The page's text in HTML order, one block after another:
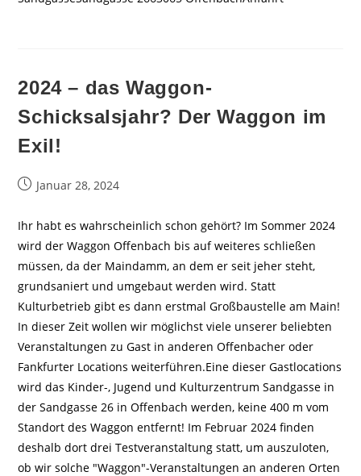
2024 – das Waggon-
Schicksalsjahr? Der Waggon im
Exil!
BeitragJanuar 28, 2024
Ihr habt es wahrscheinlich schon gehört? Im Sommer 2024
wird der Waggon Offenbach bis auf weiteres schließen
müssen, da der Maindamm, an dem er seit jeher steht,
grundsaniert und umgebaut werden wird. Statt
Kulturbetrieb gibt es dann erstmal Großbaustelle am Main!
In dieser Zeit wollen wir möglichst viele unserer beliebten
Veranstaltungen zu Gast in anderen Offenbacher oder
Fankfurter Locations weiterführen.Eine dieser Gastlocations
wird das Kinder-, Jugend und Kulturzentrum Sandgasse in
der Sandgasse 26 in Offenbach werden, keine 400 m vom
Standort des Waggon entfernt! Im Februar 2024 finden
deshalb dort drei Testveranstaltung statt, um auszuloten,
ob wir solche "Waggon"-Veranstaltungen an anderen Orten